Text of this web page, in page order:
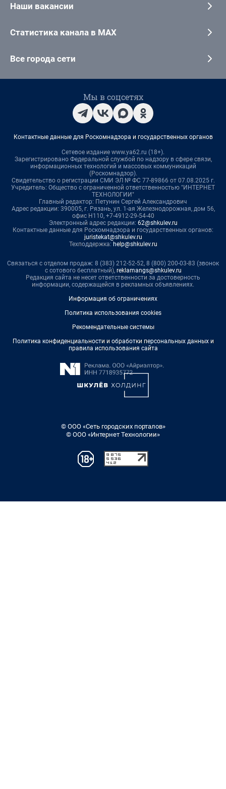
Наши вакансии
Статистика канала в MAX
Все города сети
Мы в соцсетях
Контактные данные для Роскомнадзора и государственных органов
Сетевое издание www.ya62.ru (18+).
Зарегистрировано Федеральной службой по надзору в сфере связи,
информационных технологий и массовых коммуникаций
(Роскомнадзор).
Свидетельство о регистрации СМИ ЭЛ № ФС 77-89866 от 07.08.2025 г.
Учредитель: Общество с ограниченной ответственностью "ИНТЕРНЕТ
ТЕХНОЛОГИИ"
Главный редактор: Петунин Сергей Александрович
Адрес редакции: 390005, г. Рязань, ул. 1-ая Железнодорожная, дом 56,
офис Н110, +7-4912-29-54-40
Электронный адрес редакции: 62@shkulev.ru
Контактные данные для Роскомнадзора и государственных органов:
juristekat@shkulev.ru
Техподдержка: help@shkulev.ru
Связаться с отделом продаж: 8 (383) 212-52-52, 8 (800) 200-03-83 (звонок
с сотового бесплатный), reklamangs@shkulev.ru
Редакция сайта не несет ответственности за достоверность
информации, содержащейся в рекламных объявлениях.
Информация об ограничениях
Политика использования cookies
Рекомендательные системы
Политика конфиденциальности и обработки персональных данных и
правила использования сайта
© ООО «Сеть городских порталов»
© ООО «Интернет Технологии»